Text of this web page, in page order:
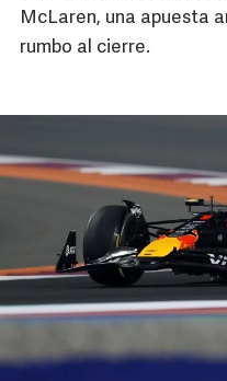
McLaren, una apuesta
rumbo al cierre.